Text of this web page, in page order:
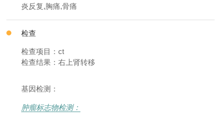
炎反复,胸痛,骨痛
检查
检查项目：ct
检查结果：右上肾转移
基因检测：
肿瘤标志物检测：